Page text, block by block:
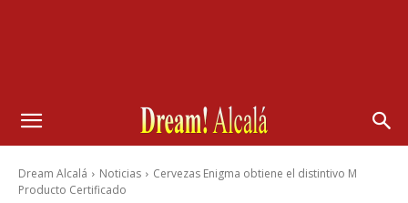
Dream Alcalá Noticias
Cervezas Enigma obtiene el distintivo M
Producto Certificado